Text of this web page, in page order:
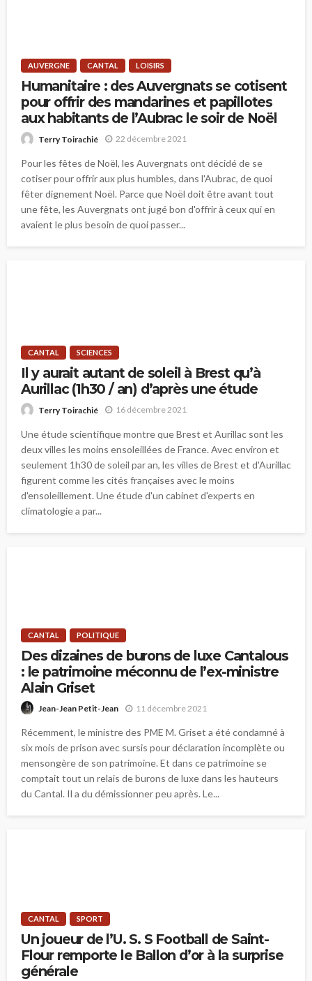
AUVERGNE CANTAL LOISIRS
Humanitaire : des Auvergnats se cotisent
pour offrir des mandarines et papillotes
aux habitants de l’Aubrac le soir de Noël
Terry Toirachié 22 décembre 2021
Pour les fêtes de Noël, les Auvergnats ont décidé de se
cotiser pour offrir aux plus humbles, dans l'Aubrac, de quoi
fêter dignement Noël. Parce que Noël doit être avant tout
une fête, les Auvergnats ont jugé bon d'offrir à ceux qui en
avaient le plus besoin de quoi passer...
CANTAL SCIENCES
Il y aurait autant de soleil à Brest qu’à
Aurillac (1h30 / an) d’après une étude
Terry Toirachié 16 décembre 2021
Une étude scientifique montre que Brest et Aurillac sont les
deux villes les moins ensoleillées de France. Avec environ et
seulement 1h30 de soleil par an, les villes de Brest et d'Aurillac
figurent comme les cités françaises avec le moins
d'ensoleillement. Une étude d'un cabinet d'experts en
climatologie a par...
CANTAL POLITIQUE
Des dizaines de burons de luxe Cantalous
: le patrimoine méconnu de l’ex-ministre
Alain Griset
Jean-Jean Petit-Jean 11 décembre 2021
Récemment, le ministre des PME M. Griset a été condamné à
six mois de prison avec sursis pour déclaration incomplète ou
mensongère de son patrimoine. Et dans ce patrimoine se
comptait tout un relais de burons de luxe dans les hauteurs
du Cantal. Il a du démissionner peu après. Le...
CANTAL SPORT
Un joueur de l’U. S. S Football de Saint-
Flour remporte le Ballon d’or à la surprise
générale